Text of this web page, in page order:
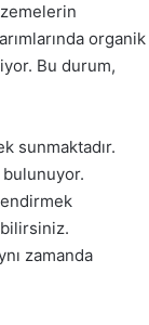
organik
Bu durum,
sunmaktadır.
bulunuyor.
zamanda